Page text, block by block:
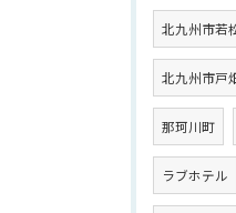
北九州市若
北九州市戸
那珂川町
ラブホテル